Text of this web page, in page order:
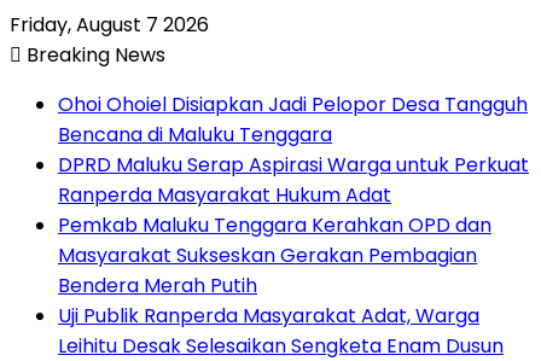
Friday, August 7 2026
Breaking News
Ohoi Ohoiel Disiapkan Jadi Pelopor Desa Tangguh
Bencana di Maluku Tenggara
DPRD Maluku Serap Aspirasi Warga untuk Perkuat
Ranperda Masyarakat Hukum Adat
Pemkab Maluku Tenggara Kerahkan OPD dan
Masyarakat Sukseskan Gerakan Pembagian
Bendera Merah Putih
Uji Publik Ranperda Masyarakat Adat, Warga
Leihitu Desak Selesaikan Sengketa Enam Dusun